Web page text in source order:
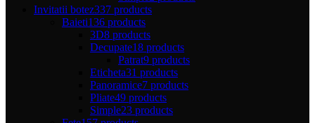
Invitatii botez337 products
Baieti136 products
3D8 products
Decupate18 products
Patrat9 products
Eticheta31 products
Panoramice7 products
Pliate49 products
Simple23 products